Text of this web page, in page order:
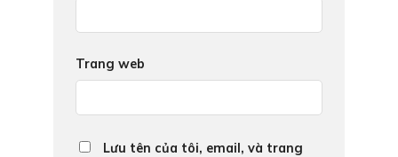
Trang web
Lưu tên của tôi, email, và trang